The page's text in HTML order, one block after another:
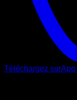
Téléchargez surApp